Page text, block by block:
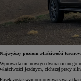
Najwyższy poziom właściwości
Wprowadzenie nowego dwuramiennego
właściwości jezdnych, cichszej pracy
Pasek został wzmocniony warstwą z